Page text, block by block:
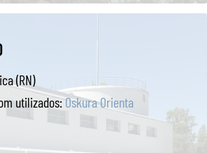
(RN)
utilizados:Oskura Orienta